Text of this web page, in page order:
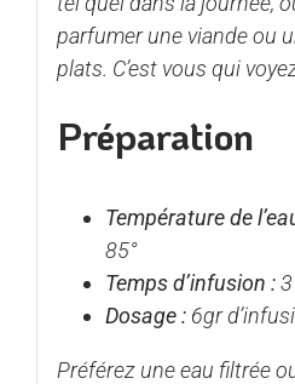
parfumer une viande ou
plats. C’est vous qui
Préparation
Température de
85°
Temps d’infusion :3
Dosage : 6gr
Préférez une eau filtrée